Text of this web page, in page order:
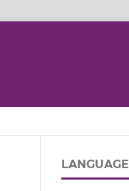
LANGUAGE